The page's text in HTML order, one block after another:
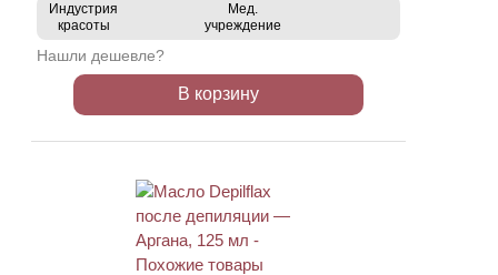
Индустрия
красоты
Мед.
учреждение
Нашли дешевле?
В корзину